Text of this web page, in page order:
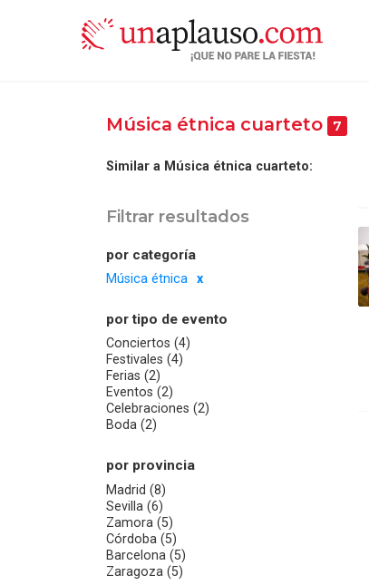
Música étnica cuarteto 7
Similar a Música étnica cuarteto:
Filtrar resultados
por categoría
Música étnica
por tipo de evento
Conciertos (4)
Festivales (4)
Ferias (2)
Eventos (2)
Celebraciones (2)
Boda (2)
por provincia
Madrid (8)
Sevilla (6)
Zamora (5)
Córdoba (5)
Barcelona (5)
Zaragoza (5)